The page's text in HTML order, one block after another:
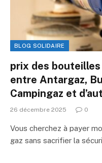
BLOG SOLIDAIRE
prix des
entre Antargaz,
Campingaz et
26 décembre 2025 0
Vous cherchez à payer
gaz sans sacrifier la